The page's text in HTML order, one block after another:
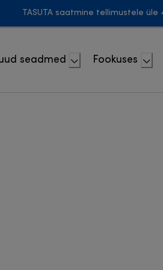
TASUTA saatmine tellimustele üle
seadmed Fookuses